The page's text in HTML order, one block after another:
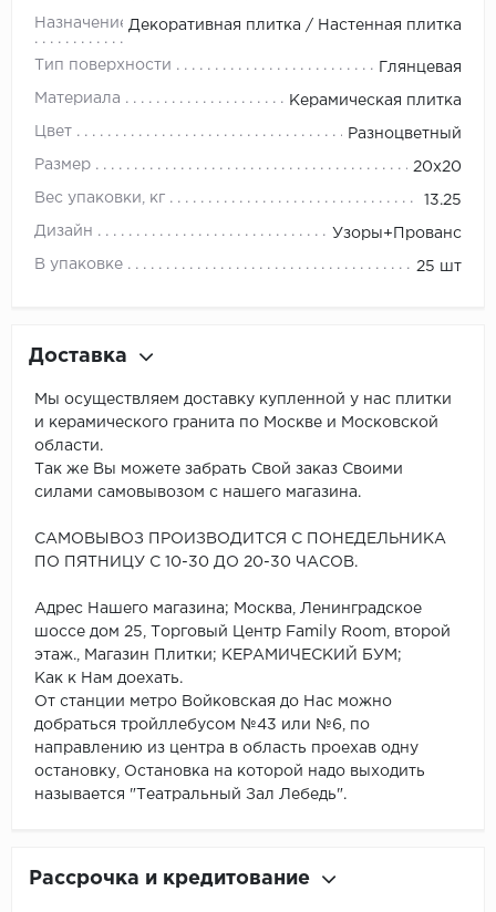
Назначение Декоративная плитка / Настенная плитка
Тип поверхности Глянцевая
Материала Керамическая плитка
Цвет Разноцветный
Размер 20х20
Вес упаковки, кг 13.25
Дизайн Узоры+Прованс
В упаковке 25 шт
Доставка
Мы осуществляем доставку купленной у нас плитки
и керамического гранита по Москве и Московской
области.
Так же Вы можете забрать Свой заказ Своими
силами самовывозом с нашего магазина.
САМОВЫВОЗ ПРОИЗВОДИТСЯ С ПОНЕДЕЛЬНИКА
ПО ПЯТНИЦУ С 10-30 ДО 20-30 ЧАСОВ.
Адрес Нашего магазина; Москва, Ленинградское
шоссе дом 25, Торговый Центр Family Room, второй
этаж., Магазин Плитки; КЕРАМИЧЕСКИЙ БУМ;
Как к Нам доехать.
От станции метро Войковская до Нас можно
добраться тройллебусом №43 или №6, по
направлению из центра в область проехав одну
остановку, Остановка на которой надо выходить
называется "Театральный Зал Лебедь".
Рассрочка и кредитование